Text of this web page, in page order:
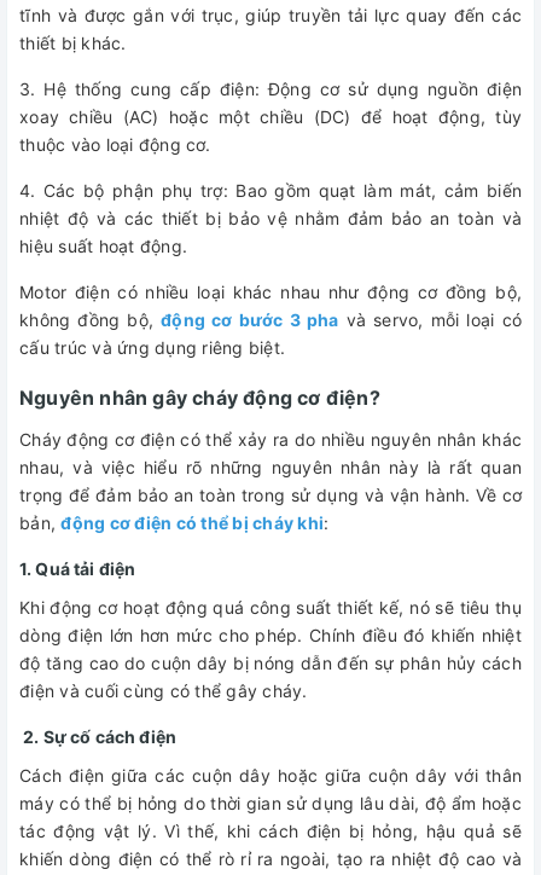
tĩnh và được gắn với trục, giúp truyền tải lực quay đến các
thiết bị khác.
3. Hệ thống cung cấp điện: Động cơ sử dụng nguồn điện
xoay chiều (AC) hoặc một chiều (DC) để hoạt động, tùy
thuộc vào loại động cơ.
4. Các bộ phận phụ trợ: Bao gồm quạt làm mát, cảm biến
nhiệt độ và các thiết bị bảo vệ nhằm đảm bảo an toàn và
hiệu suất hoạt động.
Motor điện có nhiều loại khác nhau như động cơ đồng bộ,
không đồng bộ,động cơ bước 3 pha và servo, mỗi loại có
cấu trúc và ứng dụng riêng biệt.
Nguyên nhân gây cháy động cơ điện?
Cháy động cơ điện có thể xảy ra do nhiều nguyên nhân khác
nhau, và việc hiểu rõ những nguyên nhân này là rất quan
trọng để đảm bảo an toàn trong sử dụng và vận hành. Về cơ
bản,động cơ điện có thể bị cháy khi:
1. Quá tải điện
Khi động cơ hoạt động quá công suất thiết kế, nó sẽ tiêu thụ
dòng điện lớn hơn mức cho phép. Chính điều đó khiến nhiệt
độ tăng cao do cuộn dây bị nóng dẫn đến sự phân hủy cách
điện và cuối cùng có thể gây cháy.
2. Sự cố cách điện
Cách điện giữa các cuộn dây hoặc giữa cuộn dây với thân
máy có thể bị hỏng do thời gian sử dụng lâu dài, độ ẩm hoặc
tác động vật lý. Vì thế, khi cách điện bị hỏng, hậu quả sẽ
khiến dòng điện có thể rò rỉ ra ngoài, tạo ra nhiệt độ cao và